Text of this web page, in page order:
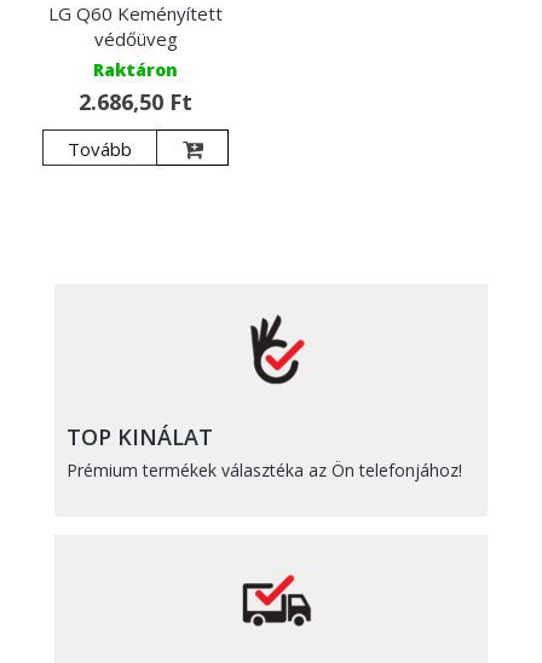
LG Q60 Keményített
védőüveg
Raktáron
2.686,50 Ft
Tovább
TOP KINÁLAT
Prémium termékek választéka az Ön telefonjához!